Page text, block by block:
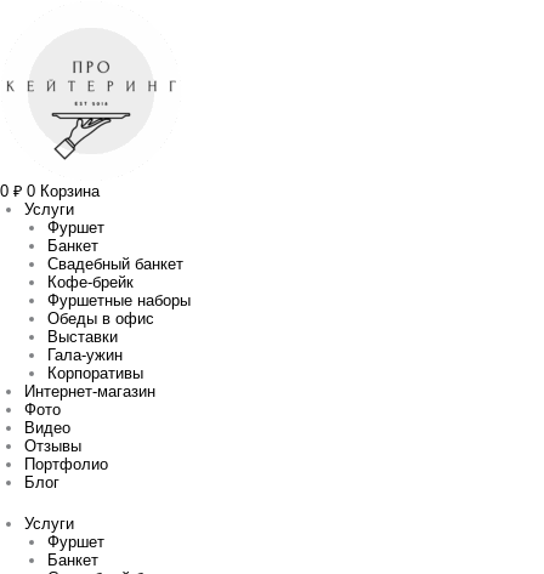
0 ₽ 0 Корзина
Услуги
Фуршет
Банкет
Свадебный банкет
Кофе-брейк
Фуршетные наборы
Обеды в офис
Выставки
Гала-ужин
Корпоративы
Интернет-магазин
Фото
Видео
Отзывы
Портфолио
Блог
Услуги
Фуршет
Банкет